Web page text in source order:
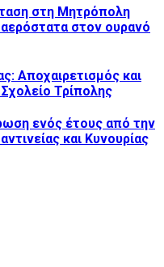
στη Μητρόπολη
στον ουρανό
Αποχαιρετισμός και
Τρίπολης
ενός έτους από την
και Κυνουρίας